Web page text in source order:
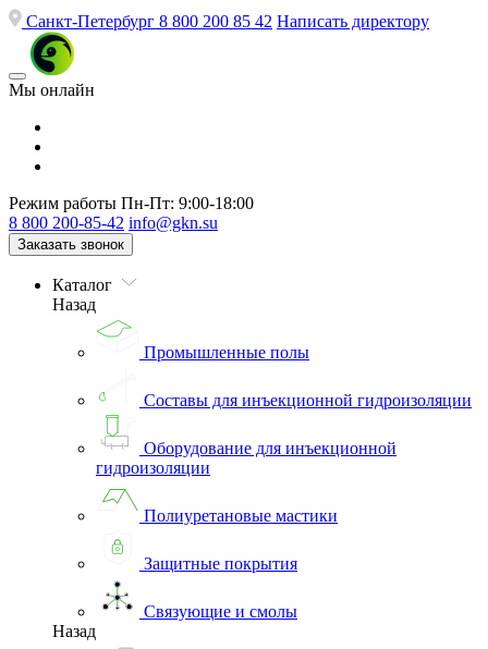
Санкт-Петербург 8 800 200 85 42 Написать директору
Мы онлайн
Режим работы Пн-Пт: 9:00-18:00
8 800 200-85-42 info@gkn.su
Заказать звонок
Каталог
Назад
Промышленные полы
Составы для инъекционной гидроизоляции
Оборудование для инъекционной
гидроизоляции
Полиуретановые мастики
Защитные покрытия
Связующие и смолы
Назад